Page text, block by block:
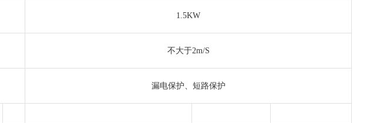
1.5KW
不大于2m/S
漏电保护、短路保护